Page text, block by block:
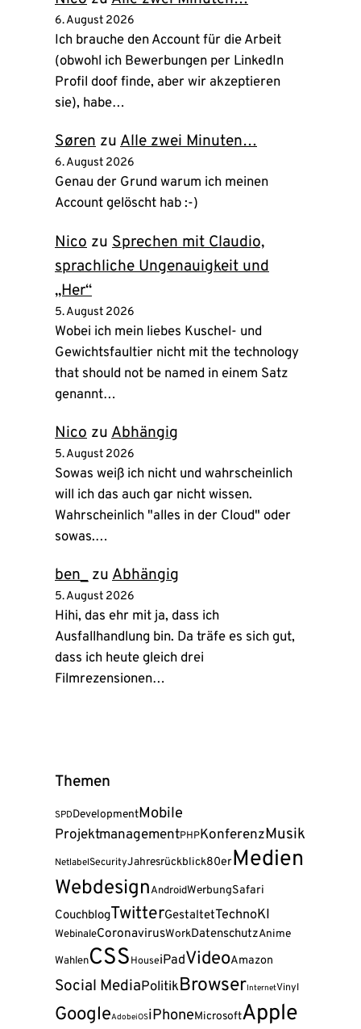
6. August 2026
Ich brauche den Account für die Arbeit
(obwohl ich Bewerbungen per LinkedIn
Profil doof finde, aber wir akzeptieren
sie), habe…
Søren zu Alle zwei Minuten…
6. August 2026
Genau der Grund warum ich meinen
Account gelöscht hab :-)
Nico zu Sprechen mit Claudio,
sprachliche Ungenauigkeit und
„Her“
5. August 2026
Wobei ich mein liebes Kuschel- und
Gewichtsfaultier nicht mit the technology
that should not be named in einem Satz
genannt…
Nico zu Abhängig
5. August 2026
Sowas weiß ich nicht und wahrscheinlich
will ich das auch gar nicht wissen.
Wahrscheinlich "alles in der Cloud" oder
sowas.…
ben_zu Abhängig
5. August 2026
Hihi, das ehr mit ja, dass ich
Ausfallhandlung bin. Da träfe es sich gut,
dass ich heute gleich drei
Filmrezensionen…
Themen
SPDDevelopmentMobile
ProjektmanagementPHPKonferenzMusik
NetlabelSecurityJahresrückblick80erMedien
WebdesignAndroidWerbungSafari
CouchblogTwitterGestaltetTechnoKI
WebinaleCoronavirusWorkDatenschutzAnime
WahlenCSSHouseiPadVideoAmazon
Social MediaPolitikBrowserInternetVinyl
GoogleAdobeiOSiPhoneMicrosoftApple